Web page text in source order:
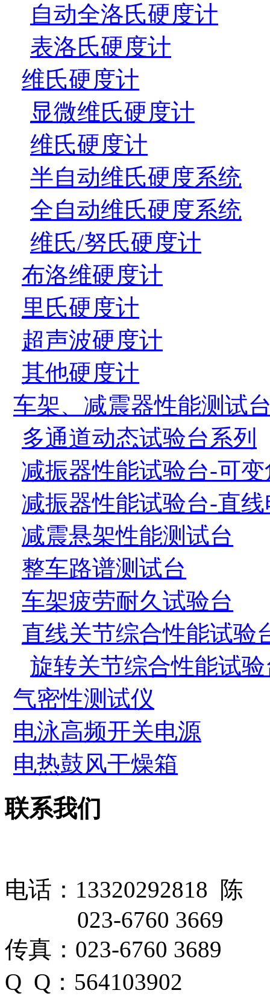
自动全洛氏硬度计
表洛氏硬度计
维氏硬度计
显微维氏硬度计
维氏硬度计
半自动维氏硬度系统
全自动维氏硬度系统
维氏/努氏硬度计
布洛维硬度计
里氏硬度计
超声波硬度计
其他硬度计
车架、减震器性能测试
多通道动态试验台系列
减振器性能试验台-可
减振器性能试验台-直
减震悬架性能测试台
整车路谱测试台
车架疲劳耐久试验台
直线关节综合性能试验
旋转关节综合性能试
气密性测试仪
电泳高频开关电源
电热鼓风干燥箱
联系我们
电话：13320292818 陈
023-6760 3669
传真：023-6760 3689
Q Q：564103902